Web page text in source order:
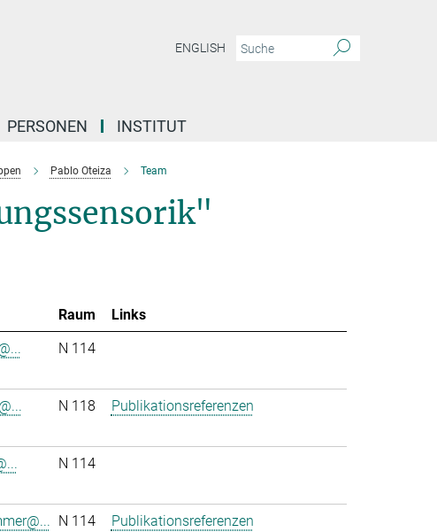
ENGLISH
PERSONEN INSTITUT
Pablo Oteiza Team
Raum
Links
N 114
N 118 Publikationsreferenzen
N 114
N 114 Publikationsreferenzen